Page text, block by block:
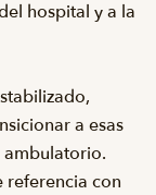
hospital y a la
a esas
ambulatorio.
referencia con